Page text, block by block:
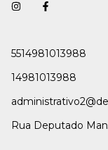
5514981013988
14981013988
Rua Deputado